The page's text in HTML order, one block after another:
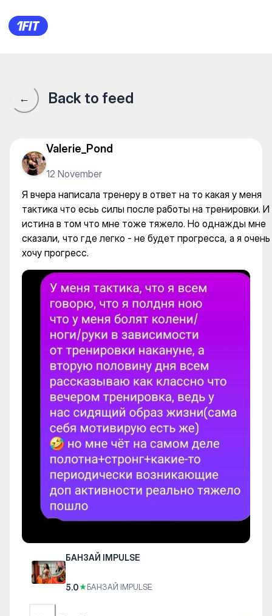
БАНЗАЙ IMPULSE — Yoga
← Back to feed
Valerie_Pond
12 November
Я вчера написала тренеру в ответ на то какая у меня
тактика что есьь силы после работы на тренировки. И
истина в том что мне тоже тяжело. Но однажды мне
сказали, что где легко - не будет прогресса, а я очень
хочу прогресс.
БАНЗАЙ IMPULSE
5.0★БАНЗАЙ IMPULSE